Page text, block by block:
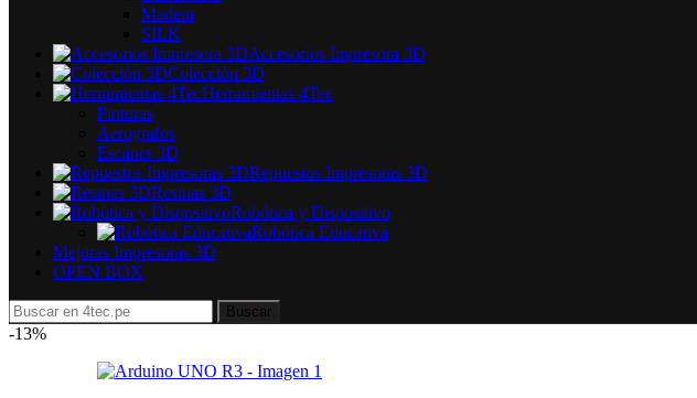
Madera
SILK
Accesorios Impresora 3D
Colección 3D
Herramientas 4Tec
Pinturas
Aerografos
Escáner 3D
Repuestos Impresoras 3D
Resinas 3D
Robótica y Dispositivo
Robótica Educativa
Mejoras Impresoras 3D
OPEN BOX
Buscar
-13%